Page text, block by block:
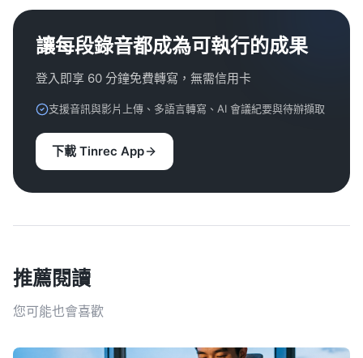
讓每段錄音都成為可執行的成果
登入即享 60 分鐘免費轉寫，無需信用卡
支援音訊與影片上傳、多語言轉寫、AI 會議紀要與待辦擷取
下載 Tinrec App
推薦閱讀
您可能也會喜歡